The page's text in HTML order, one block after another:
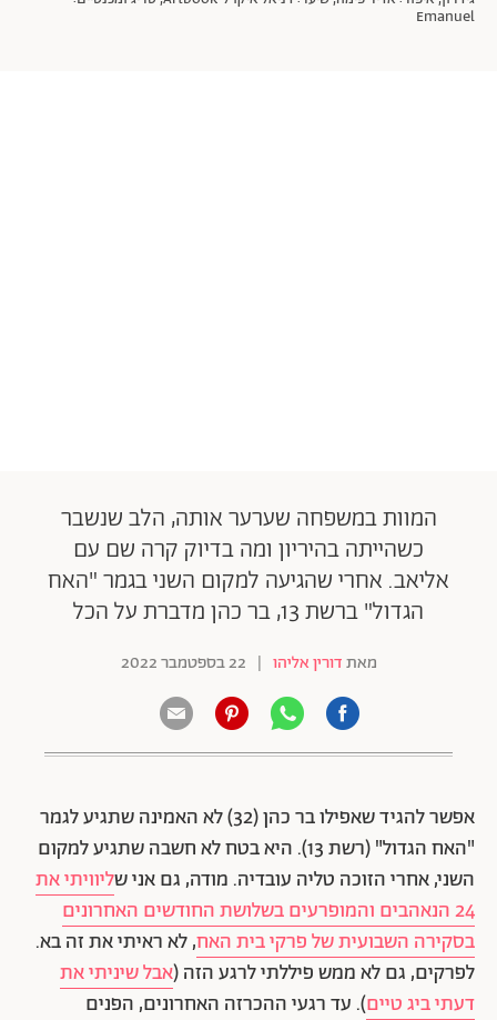
Emanuel
המוות במשפחה שערער אותה, הלב שנשבר
כשהייתה בהיריון ומה בדיוק קרה שם עם
אליאב. אחרי שהגיעה למקום השני בגמר "האח
הגדול" ברשת 13, בר כהן מדברת על הכל
מאתדורין אליהו | 22 בספטמבר 2022
אפשר להגיד שאפילו בר כהן (32) לא האמינה שתגיע לגמר
"האח הגדול" (רשת 13). היא בטח לא חשבה שתגיע למקום
השני, אחרי הזוכה טליה עובדיה. מודה, גם אני שליוויתי את
24 הנאהבים והמופרעים בשלושת החודשים האחרונים
בסקירה השבועית של פרקי בית האח, לא ראיתי את זה בא.
לפרקים, גם לא ממש פיללתי לרגע הזה (אבל שיניתי את
דעתי ביג טיים). עד רגעי ההכרזה האחרונים, הפנים